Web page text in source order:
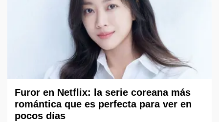
Furor en Netflix: la serie coreana más
romántica que es perfecta para ver en
pocos días